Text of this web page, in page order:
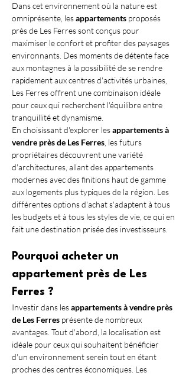
Dans cet environnement où la nature est
omniprésente, les appartements proposés
près de Les Ferres sont conçus pour
maximiser le confort et profiter des paysages
environnants. Des moments de détente face
aux montagnes à la possibilité de se rendre
rapidement aux centres d'activités urbaines,
Les Ferres offrent une combinaison idéale
pour ceux qui recherchent l'équilibre entre
tranquillité et dynamisme.
En choisissant d'explorer les appartements à
vendre près de Les Ferres , les futurs
propriétaires découvrent une variété
d'architectures, allant des appartements
modernes avec des finitions haut de gamme
aux logements plus typiques de la région. Les
différentes options d'achat s'adaptent à tous
les budgets et à tous les styles de vie, ce qui en
fait une destination prisée des investisseurs.
Pourquoi acheter un
appartement près de Les
Ferres ?
Investir dans les appartements à vendre près
de Les Ferres présente de nombreux
avantages. Tout d'abord, la localisation est
idéale pour ceux qui souhaitent bénéficier
d'un environnement serein tout en étant
proches des centres économiques. Les